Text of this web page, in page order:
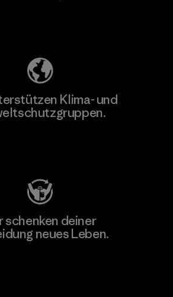
Klima- und
schenken deiner
neues Leben.